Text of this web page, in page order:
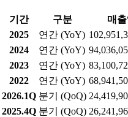
기간 구분 매출
2025
연간 (YoY)
2024
연간 (YoY)
2023
연간 (YoY)
2022
연간 (YoY)
2026.1Q 분기 (QoQ)
2025.4Q 분기 (QoQ)